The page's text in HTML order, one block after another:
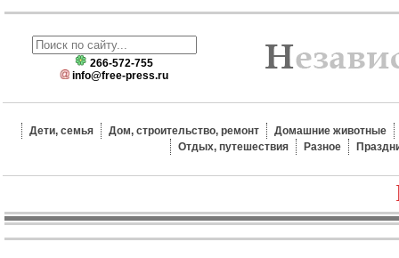
266-572-755
info@free-press.ru
Дети, семья Дом, строительство, ремонт
Домашние животные
Отдых, путешествия
Разное